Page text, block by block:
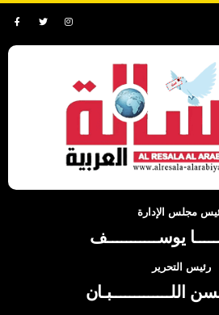
مجلس الإدارة
يوســـــــــــف
رئيس التحرير
اللـــــــــــــبـان